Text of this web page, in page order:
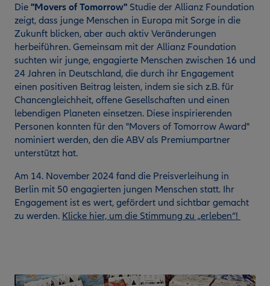
Die "Movers of Tomorrow" Studie der Allianz Foundation
zeigt, dass junge Menschen in Europa mit Sorge in die
Zukunft blicken, aber auch aktiv Veränderungen
herbeiführen. Gemeinsam mit der Allianz Foundation
suchten wir junge, engagierte Menschen zwischen 16 und
24 Jahren in Deutschland, die durch ihr Engagement
einen positiven Beitrag leisten, indem sie sich z.B. für
Chancengleichheit, offene Gesellschaften und einen
lebendigen Planeten einsetzen. Diese inspirierenden
Personen konnten für den "Movers of Tomorrow Award"
nominiert werden, den die ABV als Premiumpartner
unterstützt hat.
Am 14. November 2024 fand die Preisverleihung in
Berlin mit 50 engagierten jungen Menschen statt. Ihr
Engagement ist es wert, gefördert und sichtbar gemacht
zu werden. Klicke hier, um die Stimmung zu „erleben“!